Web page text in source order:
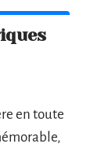
en toute